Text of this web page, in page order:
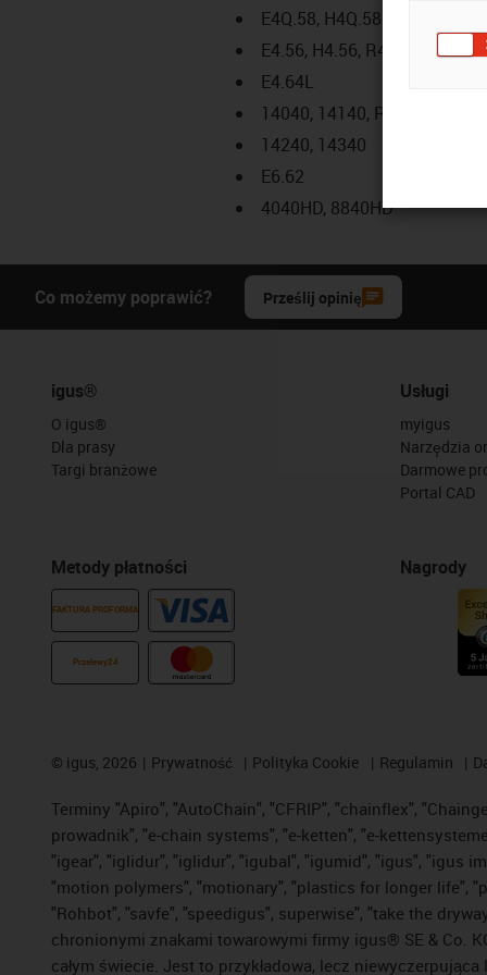
E4Q.58, H4Q.58
E4.56, H4.56, R4.56
E4.64L
14040, 14140, R18840
14240, 14340
E6.62
4040HD, 8840HD
Co możemy poprawić? Prześlij opinię
igus®
O igus®
Dla prasy
Targi branżowe
Metody płatności
FAKTURA PROFORMA
Przelewy24
Usługi
myigus
Narzędzia
Darmowe
Portal CAD
Nagrody
© igus, 2026 Prywatność Polityka Cookie Regulamin
Terminy "Apiro", "AutoChain", "CFRIP", "chainflex",
prowadnik", "e-chain systems", "e-ketten", "e-
"igear", "iglidur", "iglidur", "igubal", "igumid", "igus", "igus
"motion polymers", "motionary", "plastics for longer life",
"Rohbot", "savfe", "speedigus", superwise", "take the
chronionymi znakami towarowymi firmy igus® SE & Co.
całym świecie. Jest to przykładowa, lecz